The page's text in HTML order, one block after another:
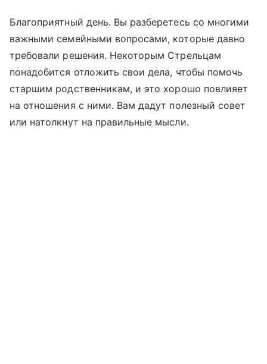
Благоприятный день. Вы разберетесь со многими
важными семейными вопросами, которые давно
требовали решения. Некоторым Стрельцам
понадобится отложить свои дела, чтобы помочь
старшим родственникам, и это хорошо повлияет
на отношения с ними. Вам дадут полезный совет
или натолкнут на правильные мысли.